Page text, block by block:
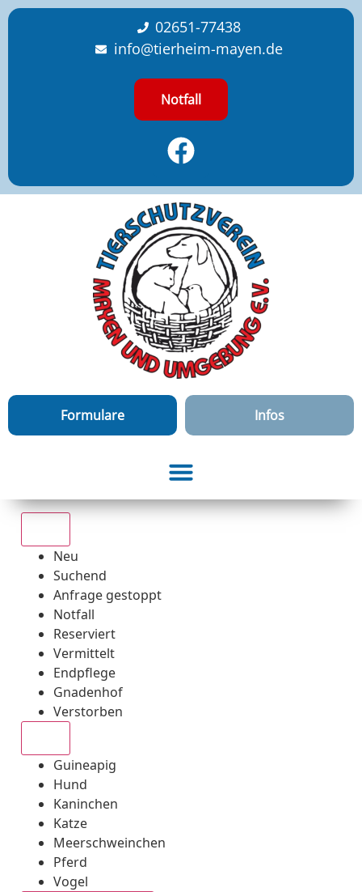
content
02651-77438
info@tierheim-mayen.de
Notfall
Formulare Infos
Neu
Suchend
Anfrage gestoppt
Notfall
Reserviert
Vermittelt
Endpflege
Gnadenhof
Verstorben
Guineapig
Hund
Kaninchen
Katze
Meerschweinchen
Pferd
Vogel